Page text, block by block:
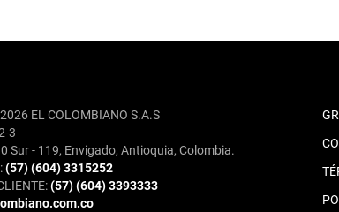
EL COLOMBIANO S.A.S
3
Sur - 119, Envigado, Antioquia, Colombia.
(57) (604) 3315252
(57) (604) 3393333